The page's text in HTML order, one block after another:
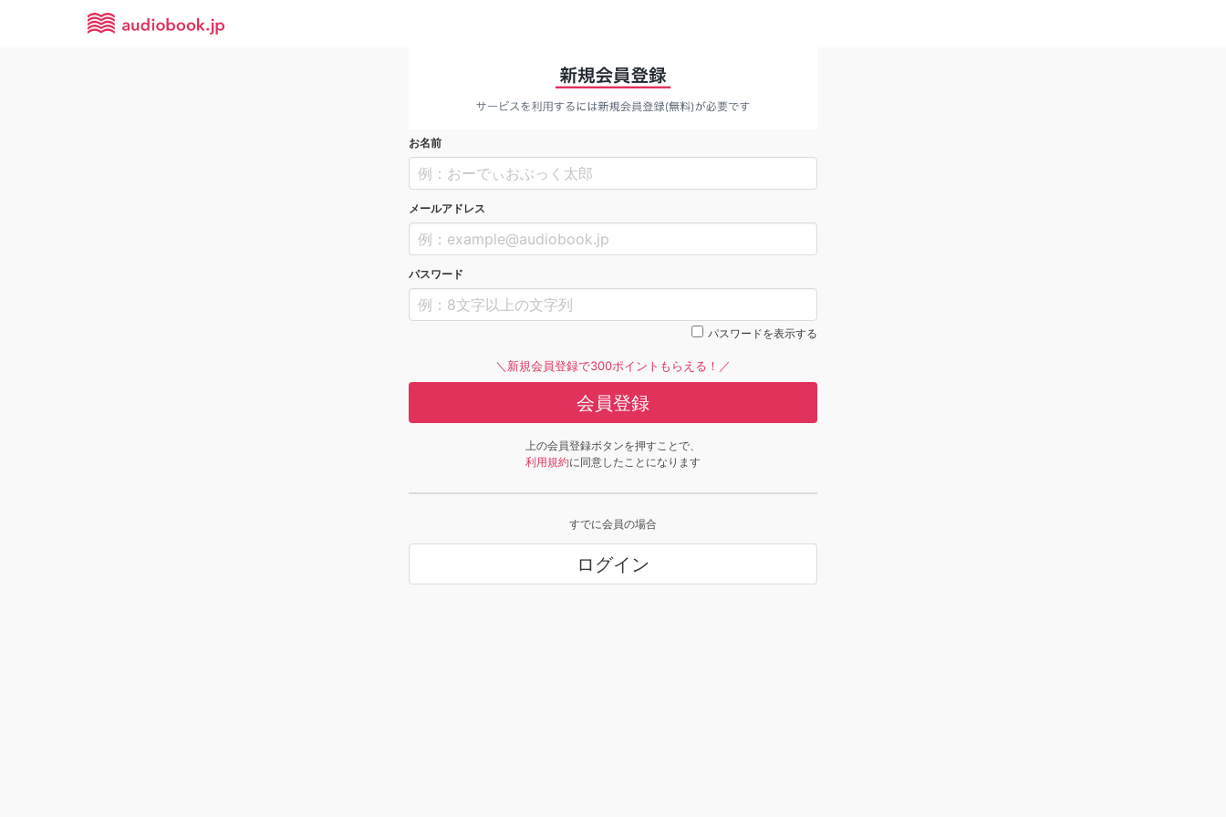
お名前
メールアドレス
パスワード
パスワードを表示する
＼新規会員登録で300ポイントもらえる！／
会員登録
上の会員登録ボタンを押すことで、
利用規約に同意したことになります
すでに会員の場合
ログイン